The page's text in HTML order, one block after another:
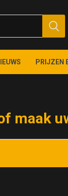
PRIJZEN
maak